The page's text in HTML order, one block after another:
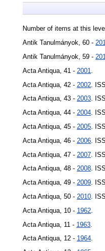
Number of items at this
Antik Tanulmányok, 60 -
Antik Tanulmányok, 59 -
Acta Antiqua, 41 - 2001
Acta Antiqua, 42 - 2002 .
Acta Antiqua, 43 - 2003.
Acta Antiqua, 44 - 2004.
Acta Antiqua, 45 - 2005 .
Acta Antiqua, 46 - 2006 .
Acta Antiqua, 47 - 2007 .
Acta Antiqua, 48 - 2008.
Acta Antiqua, 49 - 2009.
Acta Antiqua, 50 - 2010 .
Acta Antiqua, 10 - 1962
Acta Antiqua, 11 - 1963
Acta Antiqua, 12 - 1964.